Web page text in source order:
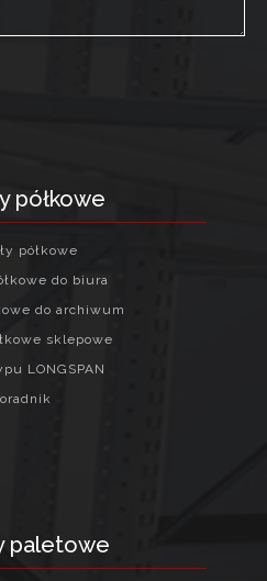
półkowe
półkowe
do biura
do archiwum
sklepowe
LONGSPAN
paletowe